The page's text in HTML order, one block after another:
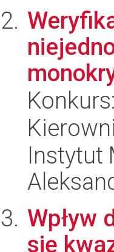
Konkurs:
Instytut
Wpływ
się